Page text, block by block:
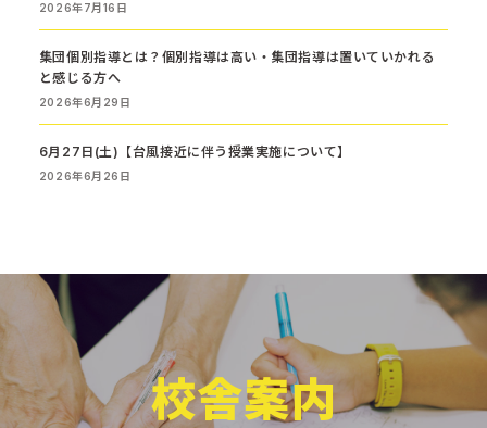
2026年7月16日
集団個別指導とは？個別指導は高い・集団指導は置いていかれる
と感じる方へ
2026年6月29日
6月27日(土)【台風接近に伴う授業実施について】
2026年6月26日
校舎案内